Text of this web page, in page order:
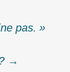
pas. »
→